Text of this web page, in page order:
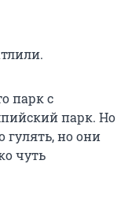
парк с
парк. Но
гулять, но они
чуть